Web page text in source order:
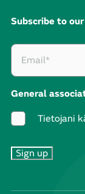
Subscribe to
General
Tietojani